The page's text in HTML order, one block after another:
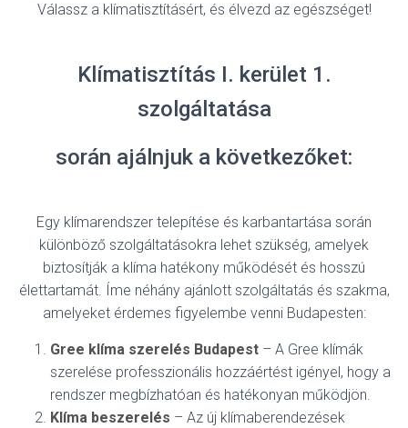
Válassz a klímatisztításért, és élvezd az egészséget!
Klímatisztítás I. kerület 1.
szolgáltatása
során ajálnjuk a következőket:
Egy klímarendszer telepítése és karbantartása során
különböző szolgáltatásokra lehet szükség, amelyek
biztosítják a klíma hatékony működését és hosszú
élettartamát. Íme néhány ajánlott szolgáltatás és szakma,
amelyeket érdemes figyelembe venni Budapesten:
Gree klíma szerelés Budapest – A Gree klímák
szerelése professzionális hozzáértést igényel, hogy a
rendszer megbízhatóan és hatékonyan működjön.
Klíma beszerelés – Az új klímaberendezések